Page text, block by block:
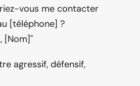
vous me contacter
[téléphone] ?
[Nom]"
agressif, défensif,